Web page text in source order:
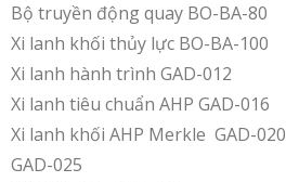
Bộ truyền động quay BO-BA-80
Xi lanh khối thủy lực BO-BA-100
Xi lanh hành trình GAD-012
Xi lanh tiêu chuẩn AHP GAD-016
Xi lanh khối AHP Merkle GAD-020
GAD-025